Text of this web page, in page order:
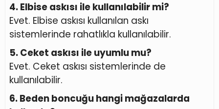
4. Elbise askısı ile kullanılabilir mi?
Evet. Elbise askısı kullanılan askı
sistemlerinde rahatlıkla kullanılabilir.
5. Ceket askısı ile uyumlu mu?
Evet. Ceket askısı sistemlerinde de
kullanılabilir.
6. Beden boncuğu hangi mağazalarda